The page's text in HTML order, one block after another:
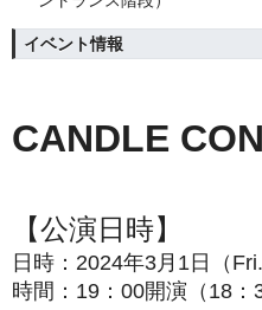
イベント情報
CANDLE
【公演日時】
日時：2024年3月1 日（Fri.
時間：19：00開演（18：